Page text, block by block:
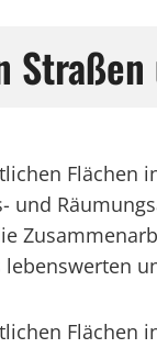
Flächen
und
lebenswerten
Flächen